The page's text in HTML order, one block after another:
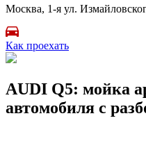
Москва, 1-я ул.
Как проехать
AUDI Q5: мойка
автомобиля с